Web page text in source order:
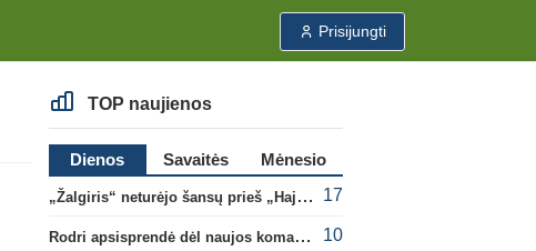
Prisijungti
TOP naujienos
Dienos Savaitės
Mėnesio
„Žalgiris“ neturėjo šansų prieš „Hajduk“
17
Rodri apsisprendė dėl naujos komandos 10